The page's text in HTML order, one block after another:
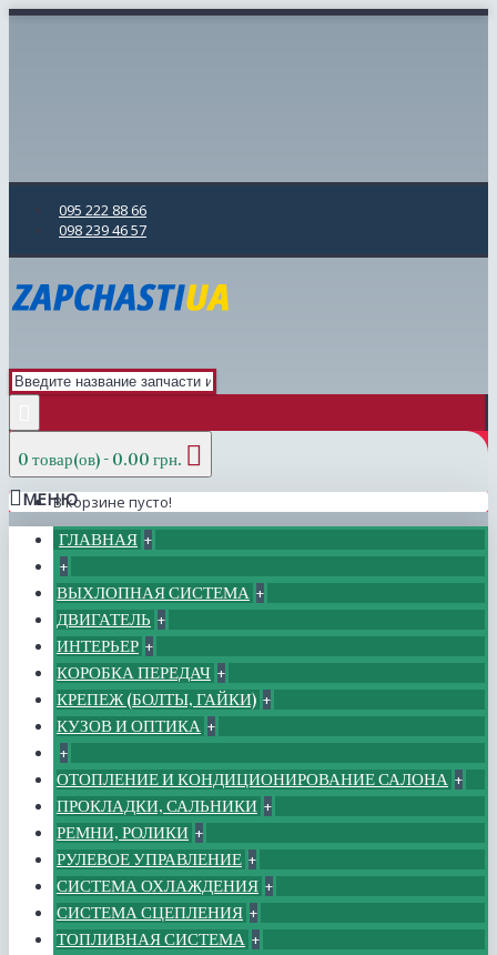
095 222 88 66
098 239 46 57
0 товар(ов) - 0.00 грн.
В корзине пусто!
МЕНЮ
ГЛАВНАЯ +
+
ВЫХЛОПНАЯ СИСТЕМА +
ДВИГАТЕЛЬ +
ИНТЕРЬЕР +
КОРОБКА ПЕРЕДАЧ +
КРЕПЕЖ (БОЛТЫ, ГАЙКИ) +
КУЗОВ И ОПТИКА +
+
ОТОПЛЕНИЕ И КОНДИЦИОНИРОВАНИЕ САЛОНА +
ПРОКЛАДКИ, САЛЬНИКИ +
РЕМНИ, РОЛИКИ +
РУЛЕВОЕ УПРАВЛЕНИЕ +
СИСТЕМА ОХЛАЖДЕНИЯ +
СИСТЕМА СЦЕПЛЕНИЯ +
ТОПЛИВНАЯ СИСТЕМА +